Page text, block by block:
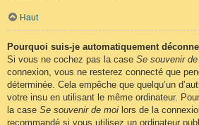
Haut
Pourquoi suis-je automatiquement
Si vous ne cochez pas la case Se souvenir
connexion, vous ne resterez connecté que
déterminée. Cela empêche que quelqu’un
votre insu en utilisant le même ordinateur.
la case Se souvenir de moi lors de la
recommandé si vous utilisez un ordinateur